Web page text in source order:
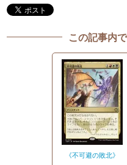
この記事内
《不可避の敗北》